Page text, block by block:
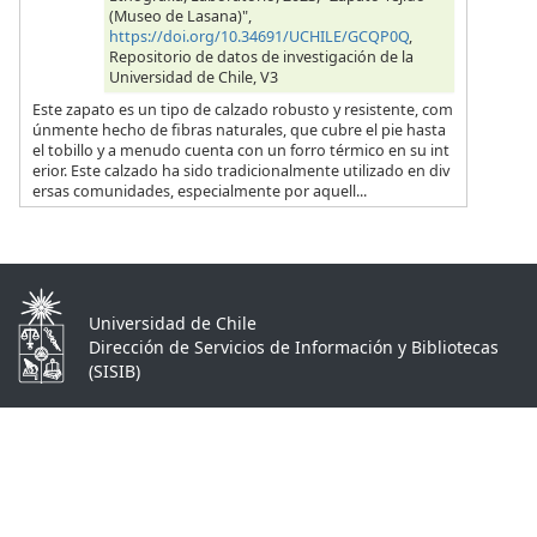
(Museo de Lasana)",
https://doi.org/10.34691/UCHILE/GCQP0Q,
Repositorio de datos de investigación de la
Universidad de Chile, V3
Este zapato es un tipo de calzado robusto y resistente, com
únmente hecho de fibras naturales, que cubre el pie hasta
el tobillo y a menudo cuenta con un forro térmico en su int
erior. Este calzado ha sido tradicionalmente utilizado en div
ersas comunidades, especialmente por aquell...
Universidad de Chile
Dirección de Servicios de Información y Bibliotecas
(SISIB)